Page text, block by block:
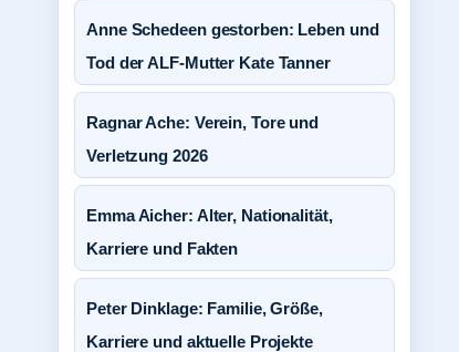
Anne Schedeen gestorben: Leben und
Tod der ALF-Mutter Kate Tanner
Ragnar Ache: Verein, Tore und
Verletzung 2026
Emma Aicher: Alter, Nationalität,
Karriere und Fakten
Peter Dinklage: Familie, Größe,
Karriere und aktuelle Projekte